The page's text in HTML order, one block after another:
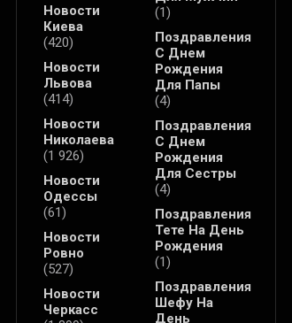
Новости
Киева
(420)
Новости
Львова
(414)
Новости
Николаева
(1 926)
Новости
Одессы
(61)
Новости
Ровно
(527)
Новости
Черкасс
(1)
Поздравления
С Днем
Рождения
Для Папы
(4)
Поздравления
С Днем
Рождения
Для Сестры
(4)
Поздравления
Тете На День
Рождения
(1)
Поздравления
Шефу На
День